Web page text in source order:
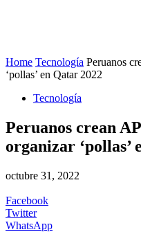
Home Tecnología Peruanos
‘pollas’ en Qatar 2022
Tecnología
Peruanos crean
organizar ‘pollas’
octubre 31, 2022
Facebook
Twitter
WhatsApp